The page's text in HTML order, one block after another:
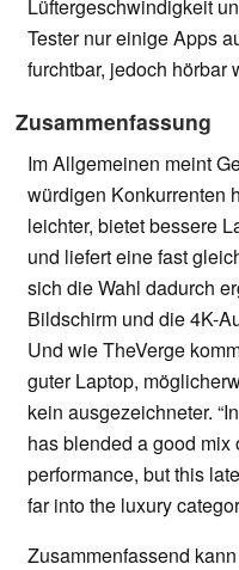
Lüftergeschwindigkeit
Tester nur einige Apps
furchtbar, jedoch hörbar
Zusammenfassung
Im Allgemeinen meint
würdigen Konkurrenten
leichter, bietet bessere
und liefert eine fast
sich die Wahl dadurch
Bildschirm und die 4K-
Und wie TheVerge
guter Laptop,
kein ausgezeichneter.
has blended a good mix
performance, but this
far into the luxury
Zusammenfassend